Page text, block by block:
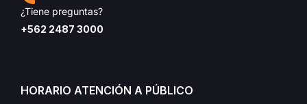
¿Tiene preguntas?
+562 2487 3000
HORARIO ATENCIÓN A PÚBLICO